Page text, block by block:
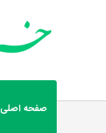
صفحه اصلی